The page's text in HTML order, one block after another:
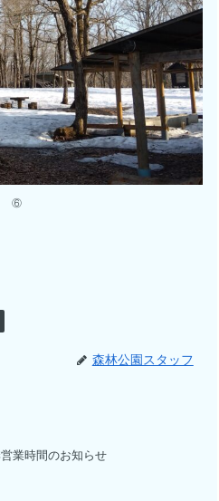
⑥
森林公園スタッフ
業時間のお知らせ